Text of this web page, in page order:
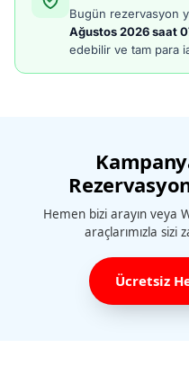
Bugün rezervasyon
Ağustos 2026 saat
edebilir ve tam para
Hemen bizi arayın veya
araçlarımızla sizi
Ücretsiz